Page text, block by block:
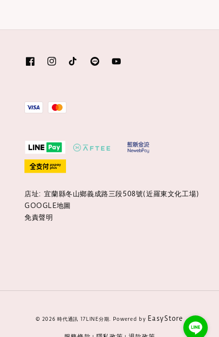
店址: 宜蘭縣冬山鄉義成路三段508號(近羅東文化工場)
GOOGLE地圖
免責聲明
© 2026 時代通訊 17LINE分期. Powered by EasyStore